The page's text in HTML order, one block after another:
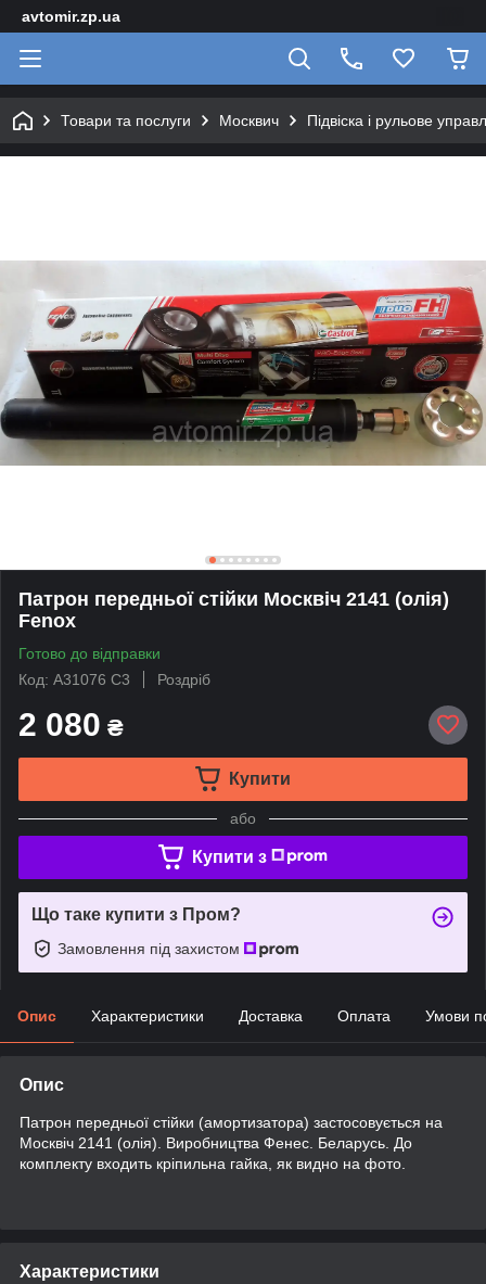
avtomir.zp.ua
Товари та послуги Москвич Підвіска і рульове
Патрон передньої стійки Москвіч 2141 (олія)
Fenox
Готово до відправки
Код: A31076 C3
Роздріб
2 080 ₴
Купити
або
Купити з
Що таке купити з Пром?
Замовлення під захистом
Опис Характеристики Доставка Оплата Умови
Опис
Патрон передньої стійки (амортизатора) застосовується на
Москвіч 2141 (олія). Виробництва Фенес. Беларусь. До
комплекту входить кріпильна гайка, як видно на фото.
Характеристики